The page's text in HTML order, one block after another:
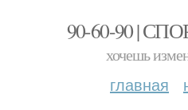
90-60-90 |
хочешь
главная